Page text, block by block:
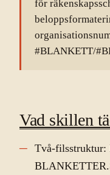
för
#BLANKETT/
Vad skillen
Två-filsstruktur: